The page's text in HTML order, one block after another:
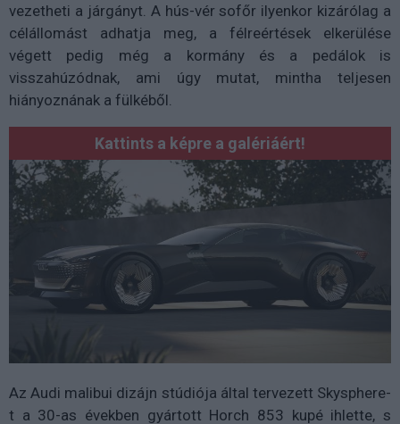
vezetheti a járgányt. A hús-vér sofőr ilyenkor kizárólag a
célállomást adhatja meg, a félreértések elkerülése
végett pedig még a kormány és a pedálok is
visszahúzódnak, ami úgy mutat, mintha teljesen
hiányoznának a fülkéből.
Kattints a képre a galériáért!
Az Audi malibui dizájn stúdiója által tervezett Skysphere-
t a 30-as években gyártott Horch 853 kupé ihlette, s